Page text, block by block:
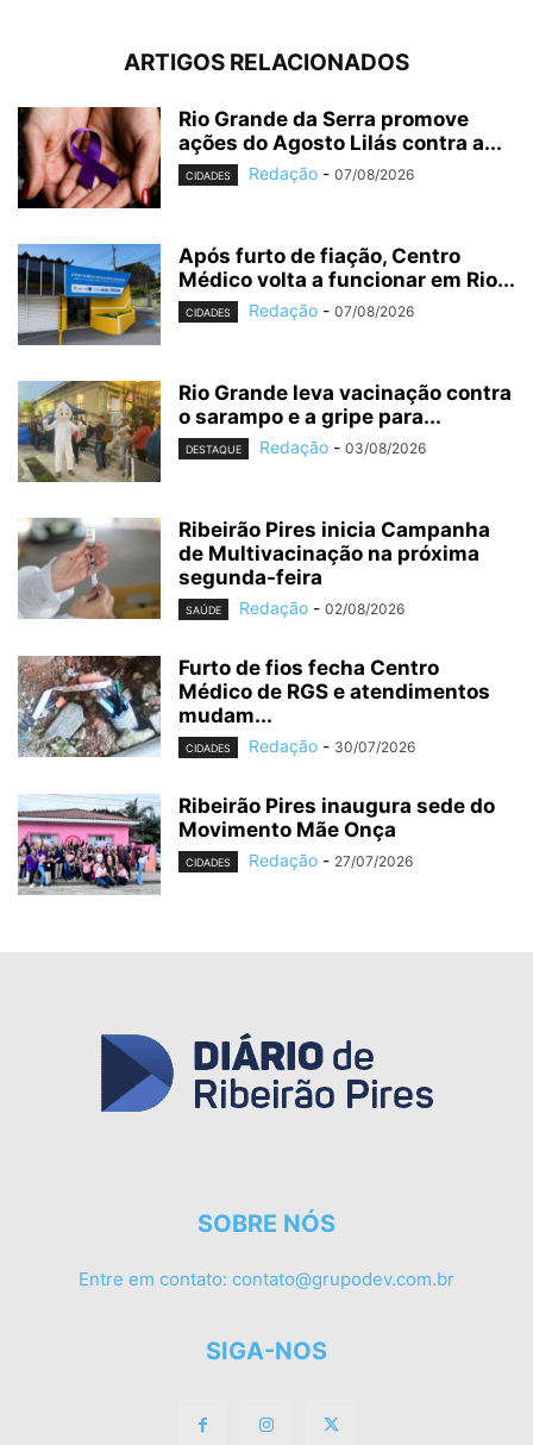
ARTIGOS RELACIONADOS
Rio Grande da Serra promove
ações do Agosto Lilás contra a...
CIDADES Redação - 07/08/2026
Após furto de fiação, Centro
Médico volta a funcionar em Rio...
CIDADES Redação - 07/08/2026
Rio Grande leva vacinação contra
o sarampo e a gripe para...
DESTAQUE Redação - 03/08/2026
Ribeirão Pires inicia Campanha
de Multivacinação na próxima
segunda-feira
SAÚDE Redação - 02/08/2026
Furto de fios fecha Centro
Médico de RGS e atendimentos
mudam...
CIDADES Redação - 30/07/2026
Ribeirão Pires inaugura sede do
Movimento Mãe Onça
CIDADES Redação - 27/07/2026
SOBRE NÓS
Entre em contato: contato@grupodev.com.br
SIGA-NOS